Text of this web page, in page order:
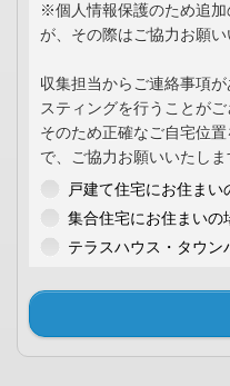
※個人情報保護のため追
が、その際はご協力お願い
収集担当からご連絡事項
スティングを行うことがご
そのため正確なご自宅位
で、ご協力お願いいたしま
戸建て住宅にお住まい
集合住宅にお住まいの
テラスハウス・タウン